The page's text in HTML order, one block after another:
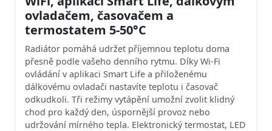
ovladačem, časovačem a
termostatem 5-50°C
Radiátor pomáhá udržet příjemnou teplotu doma
přesně podle vašeho denního rytmu. Díky Wi-Fi
ovládání v aplikaci Smart Life a přiloženému
dálkovému ovladači nastavíte teplotu i časovač
odkudkoli. Tři režimy vytápění umožní zvolit klidný
chod pro každý den, úspornější provoz nebo
udržování mírného tepla. Elektronický termostat, LED